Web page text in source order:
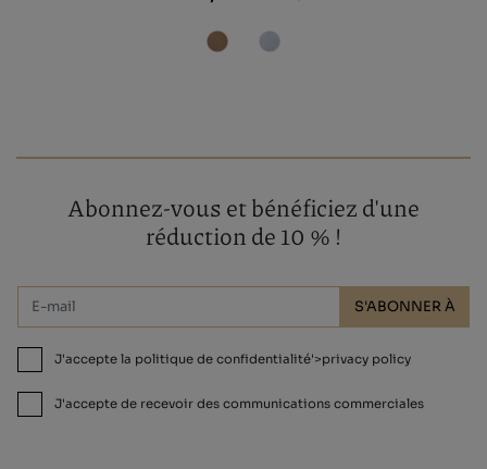
Abonnez-vous et bénéficiez d'une
réduction de 10 % !
S'ABONNER À
J'accepte la politique de confidentialité'>privacy policy
J'accepte de recevoir des communications commerciales